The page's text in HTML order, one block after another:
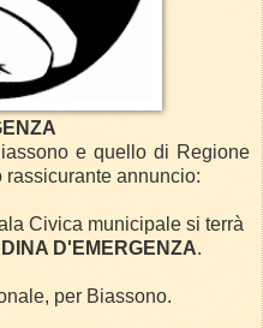
e quello di Regione
rassicurante annuncio:
Civica municipale si terrà
D'EMERGENZA.
per Biassono.